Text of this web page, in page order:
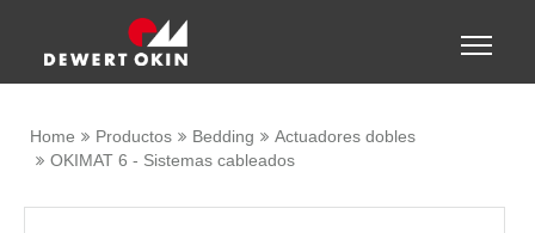
Toggle
Home Productos Bedding
Actuadores dobles
OKIMAT 6 - Sistemas cableados